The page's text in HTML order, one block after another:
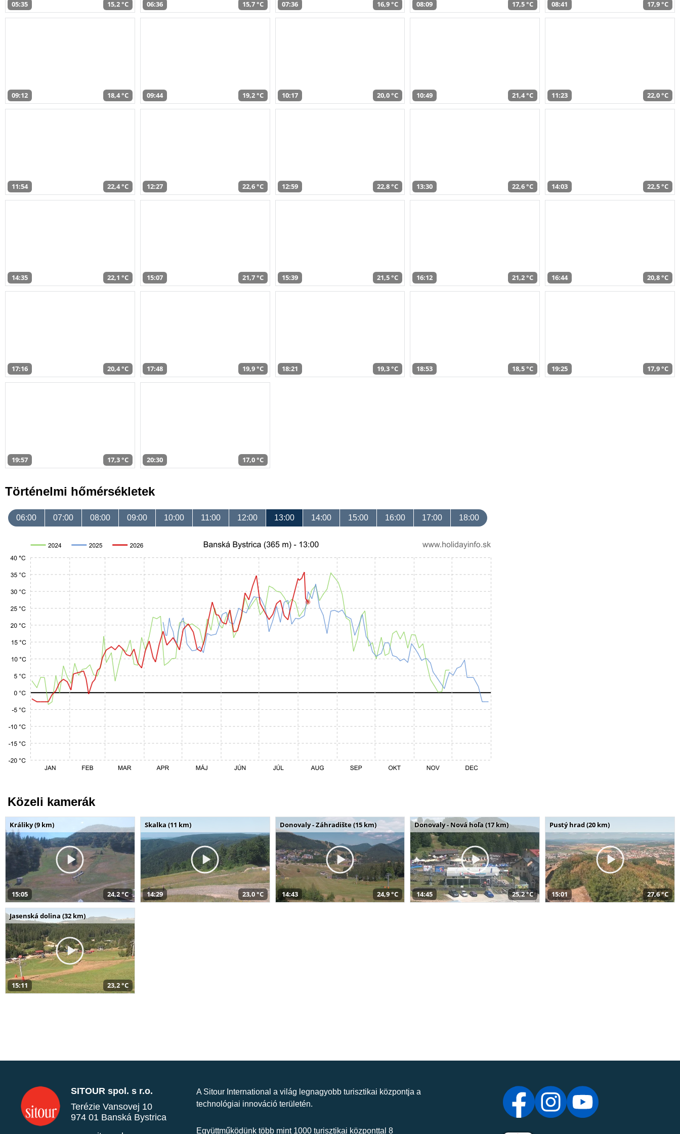
05:35 15,2 °C 06:36 15,7 °C 07:36 16,9 °C 08:09 17,5 °C 08:41 17,9 °C
09:12 18,4 °C 09:44 19,2 °C 10:17 20,0 °C 10:49 21,4 °C 11:23 22,0 °C
11:54 22,4 °C 12:27 22,6 °C 12:59 22,8 °C 13:30 22,6 °C 14:03 22,5 °C
14:35 22,1 °C 15:07 21,7 °C 15:39 21,5 °C 16:12 21,2 °C 16:44 20,8 °C
17:16 20,4 °C 17:48 19,9 °C 18:21 19,3 °C 18:53 18,5 °C 19:25 17,9 °C
19:57 17,3 °C 20:30 17,0 °C
Történelmi hőmérsékletek
06:00 07:00 08:00 09:00 10:00 11:00 12:00 13:00 14:00 15:00 16:00 17:00 18:00
Közeli kamerák
Králiky (9 km)
15:05 24,2 °C
Skalka (11 km)
14:29 23,0 °C
Donovaly - Záhradište (15 km)
14:43 24,9 °C
Donovaly - Nová hoľa (17 km)
14:45 25,2 °C
Pustý hrad (20 km)
15:01 27,6 °C
Jasenská dolina (32 km)
15:11 23,2 °C
SITOUR spol. s r.o.
Terézie Vansovej 10
974 01 Banská Bystrica
A Sitour International a világ legnagyobb turisztikai központja a
technológiai innováció területén.
Együttműködünk több mint 1000 turisztikai központtal 8